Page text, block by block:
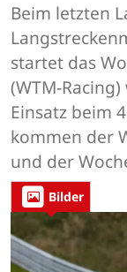
Beim letzten
startet das
(WTM-
Einsatz beim
kommen der
und der
Bilder